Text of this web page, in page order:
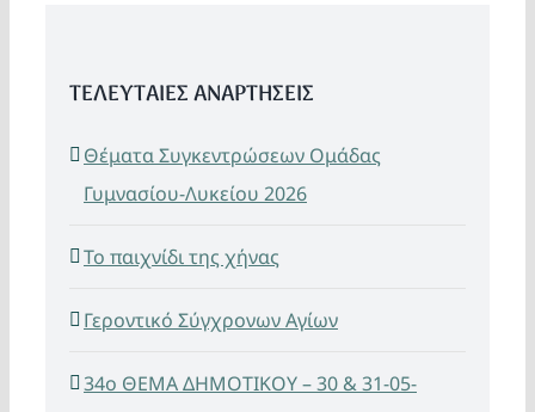
ΤΕΛΕΥΤΑΙΕΣ ΑΝΑΡΤΗΣΕΙΣ
Θέματα Συγκεντρώσεων Ομάδας
Γυμνασίου-Λυκείου 2026
Το παιχνίδι της χήνας
Γεροντικό Σύγχρονων Αγίων
34ο ΘΕΜΑ ΔΗΜΟΤΙΚΟΥ – 30 & 31-05-